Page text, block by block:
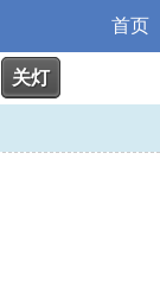
首页
关灯